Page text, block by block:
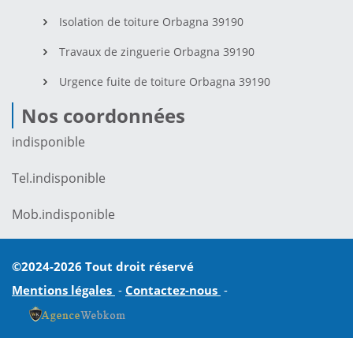
Isolation de toiture Orbagna 39190
Travaux de zinguerie Orbagna 39190
Urgence fuite de toiture Orbagna 39190
Nos coordonnées
indisponible
Tel.indisponible
Mob.indisponible
©2024-2026 Tout droit réservé
Mentions légales - Contactez-nous -